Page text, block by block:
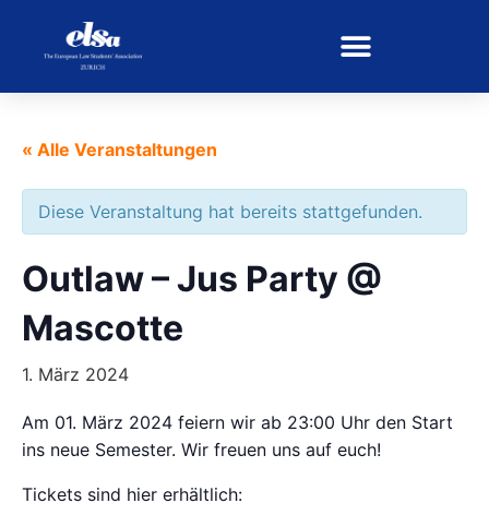
« Alle Veranstaltungen
Diese Veranstaltung hat bereits stattgefunden.
Outlaw – Jus Party @
Mascotte
1. März 2024
Am 01. März 2024 feiern wir ab 23:00 Uhr den Start
ins neue Semester. Wir freuen uns auf euch!
Tickets sind hier erhältlich: